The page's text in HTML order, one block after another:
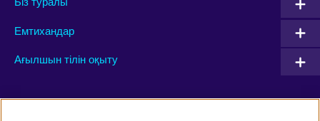
Емтихандар
Ағылшын тілін оқыту
Connect with us